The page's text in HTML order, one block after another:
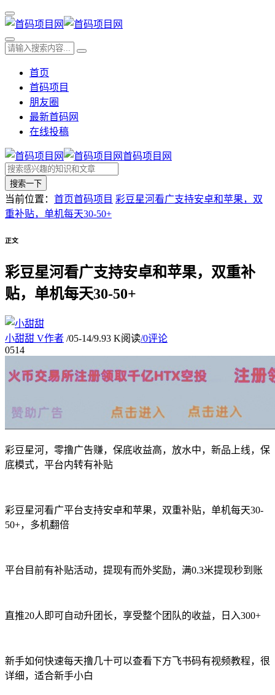
首页
首码项目
朋友圈
最新首码网
在线投稿
首码项目网
搜索一下
当前位置： 首页首码项目 彩豆星河看广支持安卓和苹果，双
重补贴，单机每天30-50+
正文
彩豆星河看广支持安卓和苹果，双重补
贴，单机每天30-50+
小甜甜 V作者 /05-14/9.93 K阅读/0评论
0514
彩豆星河，零撸广告赚，保底收益高，放水中，新品上线，保
底模式，平台内转有补贴
彩豆星河看广平台支持安卓和苹果，双重补贴，单机每天30-
50+，多机翻倍
平台目前有补贴活动，提现有而外奖励，满0.3米提现秒到账
直推20人即可自动升团长，享受整个团队的收益，日入300+
新手如何快速每天撸几十可以查看下方飞书码有视频教程，很
详细，适合新手小白